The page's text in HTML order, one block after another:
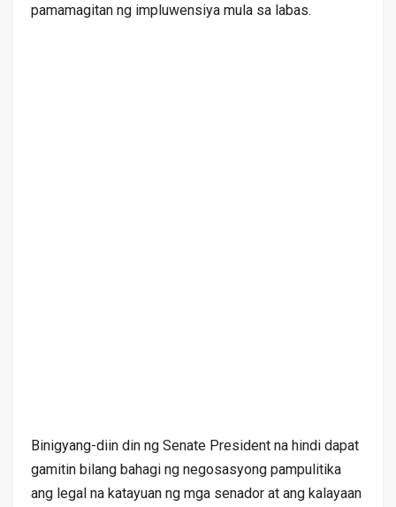
pamamagitan ng impluwensiya mula sa labas.
Binigyang-diin din ng Senate President na hindi dapat
gamitin bilang bahagi ng negosasyong pampulitika
ang legal na katayuan ng mga senador at ang kalayaan